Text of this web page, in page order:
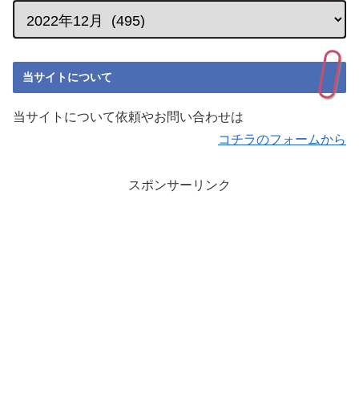
当サイトについて
当サイトについて依頼やお問い合わせは
コチラのフォームから
スポンサーリンク